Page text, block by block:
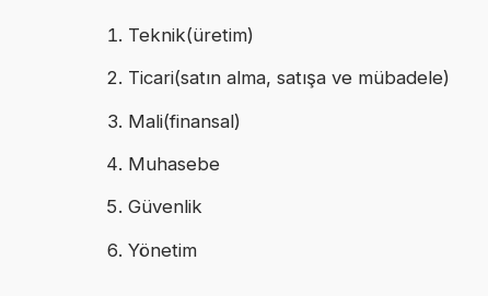
Teknik(üretim)
Ticari(satın alma, satışa ve mübadele)
Mali(finansal)
Muhasebe
Güvenlik
Yönetim